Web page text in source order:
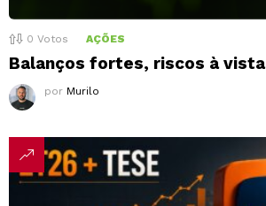
0 Votos AÇÕES
Balanços fortes, riscos à vista
por Murilo